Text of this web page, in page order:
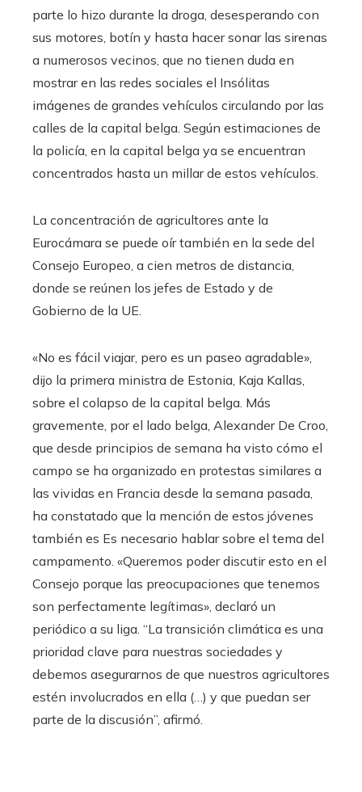
parte lo hizo durante la droga, desesperando con
sus motores, botín y hasta hacer sonar las sirenas
a numerosos vecinos, que no tienen duda en
mostrar en las redes sociales el Insólitas
imágenes de grandes vehículos circulando por las
calles de la capital belga. Según estimaciones de
la policía, en la capital belga ya se encuentran
concentrados hasta un millar de estos vehículos.
La concentración de agricultores ante la
Eurocámara se puede oír también en la sede del
Consejo Europeo, a cien metros de distancia,
donde se reúnen los jefes de Estado y de
Gobierno de la UE.
«No es fácil viajar, pero es un paseo agradable»,
dijo la primera ministra de Estonia, Kaja Kallas,
sobre el colapso de la capital belga. Más
gravemente, por el lado belga, Alexander De Croo,
que desde principios de semana ha visto cómo el
campo se ha organizado en protestas similares a
las vividas en Francia desde la semana pasada,
ha constatado que la mención de estos jóvenes
también es Es necesario hablar sobre el tema del
campamento. «Queremos poder discutir esto en el
Consejo porque las preocupaciones que tenemos
son perfectamente legítimas», declaró un
periódico a su liga. “La transición climática es una
prioridad clave para nuestras sociedades y
debemos asegurarnos de que nuestros agricultores
estén involucrados en ella (…) y que puedan ser
parte de la discusión”, afirmó.